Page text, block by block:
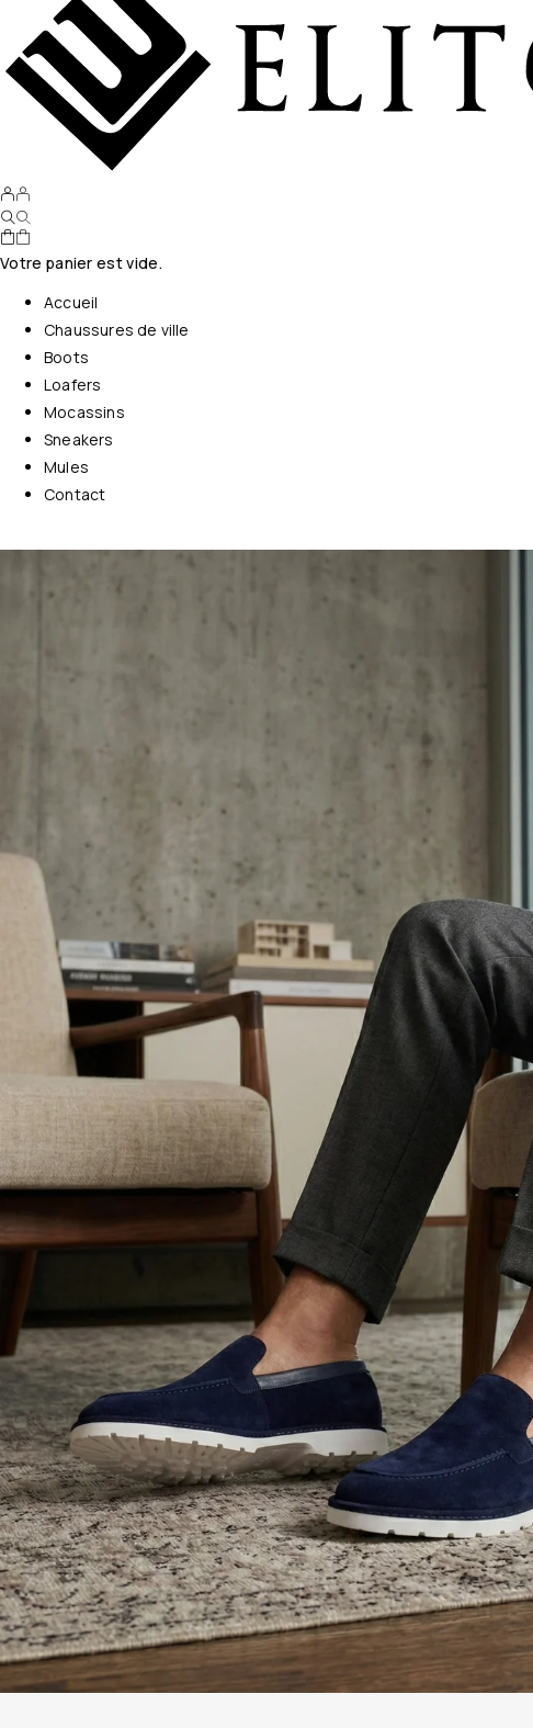
Votre panier est vide.
Accueil
Chaussures de ville
Boots
Loafers
Mocassins
Sneakers
Mules
Contact